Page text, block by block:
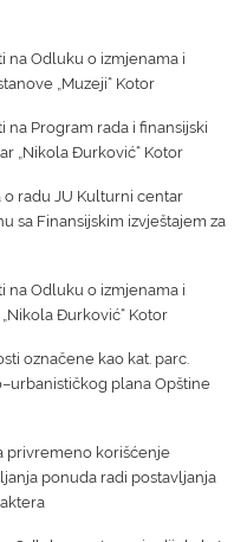
na Odluku o izmjenama i
„Muzeji“ Kotor
Program rada i finansijski
„Nikola Đurković“ Kotor
radu JU Kulturni centar
sa Finansijskim izvještajem za
na Odluku o izmjenama i
Đurković“ Kotor
označene kao kat. parc.
plana Opštine
privremeno korišćenje
ponuda radi postavljanja